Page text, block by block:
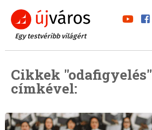
Egy testvéribb világért
Cikkek "odafigyelés"
címkével: